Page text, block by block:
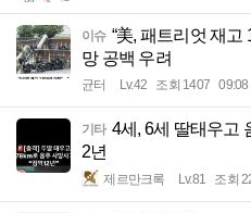
이슈 “美, 패트리엇 재
망 공백 우려
균터 Lv.42 조회 1407 09:08
기타 4세, 6세 딸태우고
2년
제르만크록 Lv.81 조회